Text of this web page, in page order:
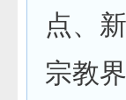
点、
宗教